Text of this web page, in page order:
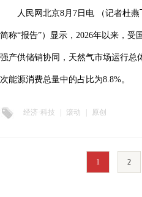
人民网北京8月7日电 （记者杜
简称“报告”）显示，2026年以来，
强产供储销协同，天然气市场运行总
次能源消费总量中的占比为8.8%。
经济·科技 滚动 原创
1 2